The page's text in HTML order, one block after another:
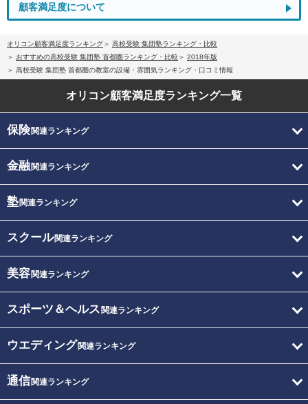
顧客満足度について
オリコン顧客満足度ランキング
高校受験 集団塾ランキング・比較
おすすめの高校受験 集団塾 首都圏ランキング・比較
2018年版
高校受験 集団塾 首都圏の教室の設備・雰囲気ランキング・口コミ情報
オリコン顧客満足度ランキング一覧
保険関連ランキング
金融関連ランキング
塾関連ランキング
スクール関連ランキング
美容関連ランキング
スポーツ＆ヘルス 関連ランキング
ウエディング関連ランキング
通信関連ランキング